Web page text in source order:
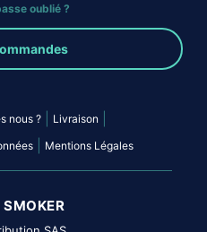
oublié ?
nous ? Livraison
Mentions Légales